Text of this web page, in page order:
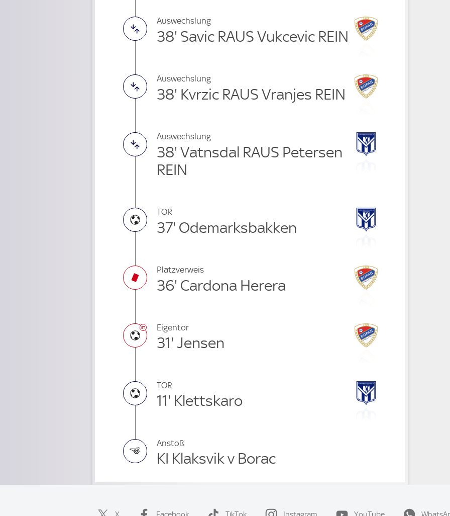
Auswechslung
38' Savic RAUS Vukcevic REIN
Auswechslung
38' Kvrzic RAUS Vranjes REIN
Auswechslung
38' Vatnsdal RAUS Petersen
REIN
TOR
37' Odemarksbakken
Platzverweis
36' Cardona Herera
Eigentor
31' Jensen
TOR
11' Klettskaro
Anstoß
KI Klaksvik v Borac